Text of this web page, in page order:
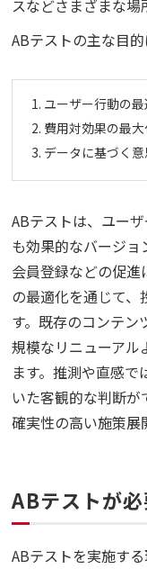
スなどさまざまな場
ABテストの主な目的
ユーザー行動の
費用対効果の最
データに基づく
ABテストは、ユー
も効果的なバージョ
会員登録などの促進
の最適化を通じて、
す。既存のコンテン
規模なリニューアル
ます。推測や直感
いた客観的な判断が
確実性の高い施策展
ABテストが
ABテストを実施す